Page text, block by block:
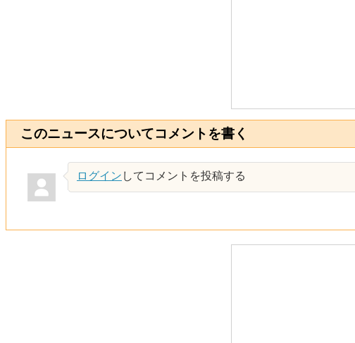
このニュースについてコメントを書く
ログイン してコメントを投稿する